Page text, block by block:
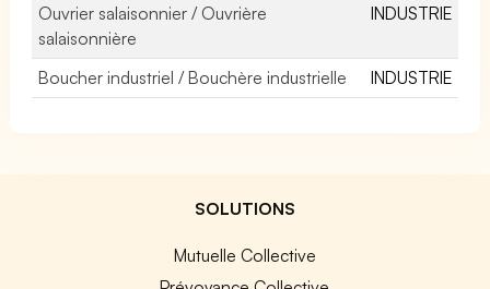
Ouvrier salaisonnier / Ouvrière
salaisonnière
INDUSTRIE
Boucher industriel / Bouchère industrielle INDUSTRIE
SOLUTIONS
Mutuelle Collective